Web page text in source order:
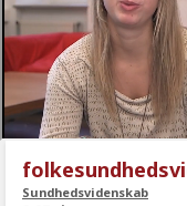
Sundhedsvidenskab